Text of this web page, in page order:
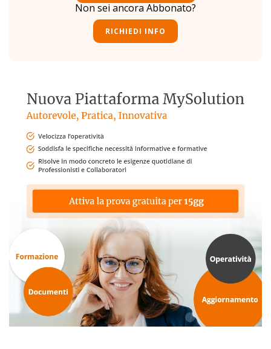
Non sei ancora Abbonato?
RICHIEDI INFO